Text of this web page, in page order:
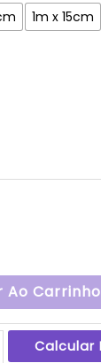
1m x 15cm
Ao Carrinho